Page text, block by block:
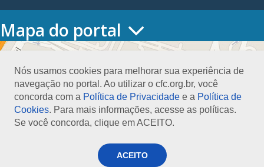
Nós usamos cookies para melhorar sua experiência de
navegação no portal. Ao utilizar o cfc.org.br, você
concorda com a Política de Privacidade e a Política de
Cookies. Para mais informações, acesse as políticas.
Se você concorda, clique em ACEITO.
ACEITO
Mapa do portal
HOME
Conselho Diretor
Nossa Sede
Planejamento
Organograma
Medalha João Lyra